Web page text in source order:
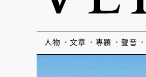
人物 文章 專題 聲音